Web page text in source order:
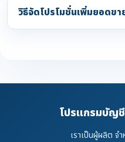
วิธีจัดโปรโมชั่นเพิ่มยอดขา
โปรแกรมบัญ
เราเป็นผู้ผลิต จ